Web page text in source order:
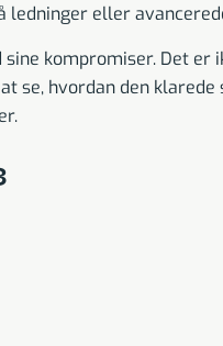
ledninger eller
kompromiser. Det
se, hvordan den